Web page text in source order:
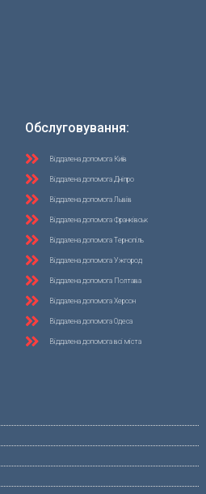
Обслуговування:
Віддалена допомога Київ
Віддалена допомога Дніпро
Віддалена допомога Львів
Віддалена допомога Франківськ
Віддалена допомога Тернопіль
Віддалена допомога Ужгород
Віддалена допомога Полтава
Віддалена допомога Херсон
Віддалена допомога Одеса
Віддалена допомога всі міста